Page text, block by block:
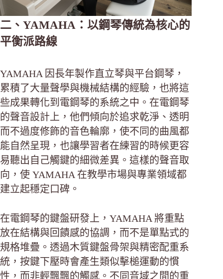
二、YAMAHA：以鋼琴傳統為核心的
平衡派路線
YAMAHA 因長年製作直立琴與平台鋼琴，
累積了大量聲學與機械結構的經驗，也將這
些成果轉化到電鋼琴的系統之中。在電鋼琴
的聲音設計上，他們傾向於追求乾淨、透明
而不過度修飾的音色輪廓，使不同的曲風都
能自然呈現，也讓學習者在練習的時候更容
易聽出自己觸鍵的細微差異。這樣的聲音取
向，使 YAMAHA 在教學市場與專業領域都
建立起穩定口碑。
在電鋼琴的鍵盤研發上，YAMAHA 將重點
放在結構與回饋感的協調，而不是單點式的
規格堆疊。透過木質鍵盤骨架與精密配重系
統，按鍵下壓時會產生類似擊槌運動的慣
性，而非輕飄飄的觸感。不同音域之間的重